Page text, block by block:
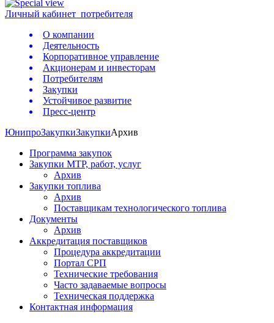
Личный кабинет потребителя
О компании
Деятельность
Корпоративное управление
Акционерам и инвесторам
Потребителям
Закупки
Устойчивое развитие
Пресс-центр
ЮнипроЗакупкиЗакупкиАрхив
Программа закупок
Закупки МТР, работ, услуг
Архив
Закупки топлива
Архив
Поставщикам технологического топлива
Документы
Архив
Аккредитация поставщиков
Процедура аккредитации
Портал СРП
Технические требования
Часто задаваемые вопросы
Техническая поддержка
Контактная информация